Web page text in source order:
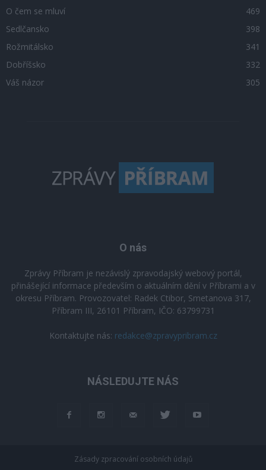
O čem se mluví
469
Sedlčansko
398
Rožmitálsko
341
Dobříšsko
332
Váš názor
305
O nás
Zprávy Příbram je nezávislý zpravodajský webový portál,
přinášející informace především o aktuálním dění v Příbrami a v
okresu Příbram. Provozovatel: Radek Ctibor, Smetanova 317,
Příbram III, 26101 Příbram, IČO: 63799731
Kontaktujte nás: redakce@zpravypribram.cz
NÁSLEDUJTE NÁS
Zásady zpracování osobních údajů